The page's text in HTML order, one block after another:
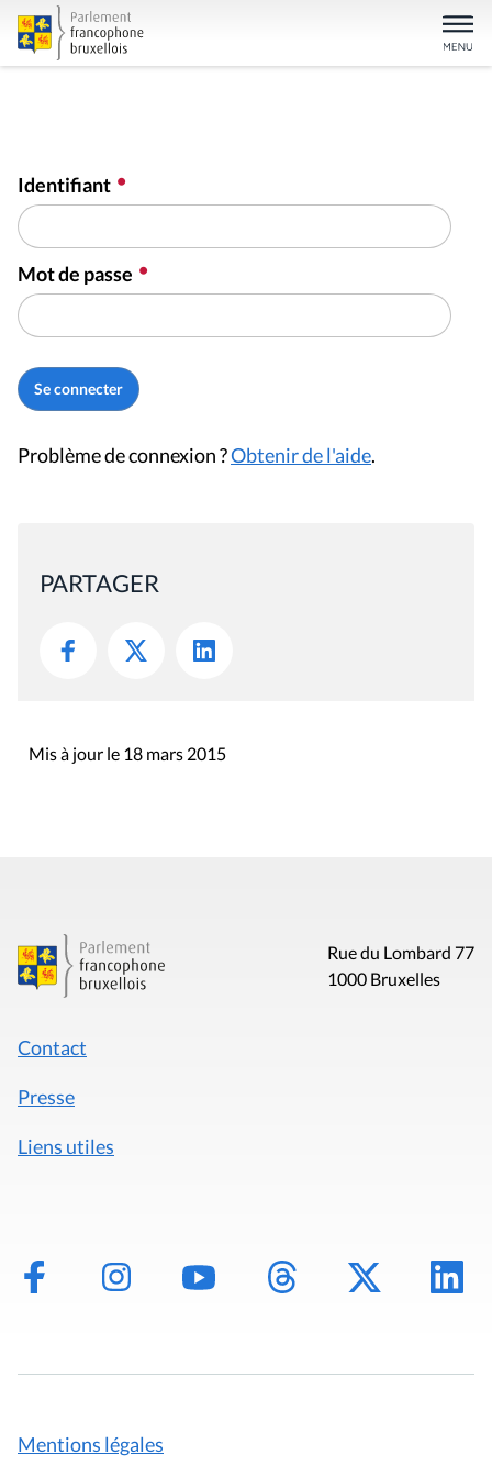
Identifiant
Mot de passe
Problème de connexion ?Obtenir de l'aide.
PARTAGER
Mis à jour le 18 mars 2015
Rue du Lombard 77
1000 Bruxelles
Contact
Presse
Liens utiles
Mentions légales